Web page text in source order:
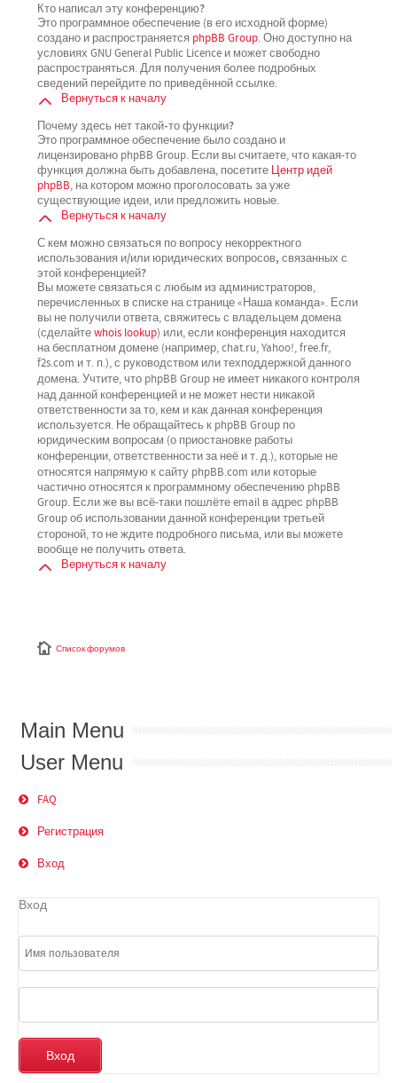
Кто написал эту конференцию?
Это программное обеспечение (в его исходной форме)
создано и распространяется phpBB Group. Оно доступно на
условиях GNU General Public Licence и может свободно
распространяться. Для получения более подробных
сведений перейдите по приведённой ссылке.
Вернуться к началу
Почему здесь нет такой-то функции?
Это программное обеспечение было создано и
лицензировано phpBB Group. Если вы считаете, что какая-то
функция должна быть добавлена, посетите Центр идей
phpBB, на котором можно проголосовать за уже
существующие идеи, или предложить новые.
Вернуться к началу
С кем можно связаться по вопросу некорректного
использования и/или юридических вопросов, связанных с
этой конференцией?
Вы можете связаться с любым из администраторов,
перечисленных в списке на странице «Наша команда». Если
вы не получили ответа, свяжитесь с владельцем домена
(сделайтеwhois lookup) или, если конференция находится
на бесплатном домене (например, chat.ru, Yahoo!, free.fr,
f2s.com и т. п.), с руководством или техподдержкой данного
домена. Учтите, что phpBB Group не имеет никакого контроля
над данной конференциейи не может нести никакой
ответственности за то, кем и как данная конференция
используется. Не обращайтесь к phpBB Group по
юридическим вопросам (о приостановке работы
конференции, ответственности за неё и т. д.), которые не
относятся напрямуюк сайту phpBB.com или которые
частично относятся к программному обеспечению phpBB
Group. Если же вы всё-таки пошлёте email в адрес phpBB
Group об использовании данной конференциитретьей
стороной, то не ждите подробного письма, или вы можете
вообще не получить ответа.
Вернуться к началу
Список форумов
Main Menu
User Menu
FAQ
Регистрация
Вход
Вход